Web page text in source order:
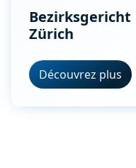
Bezirksgericht
Zürich
Découvrez plus